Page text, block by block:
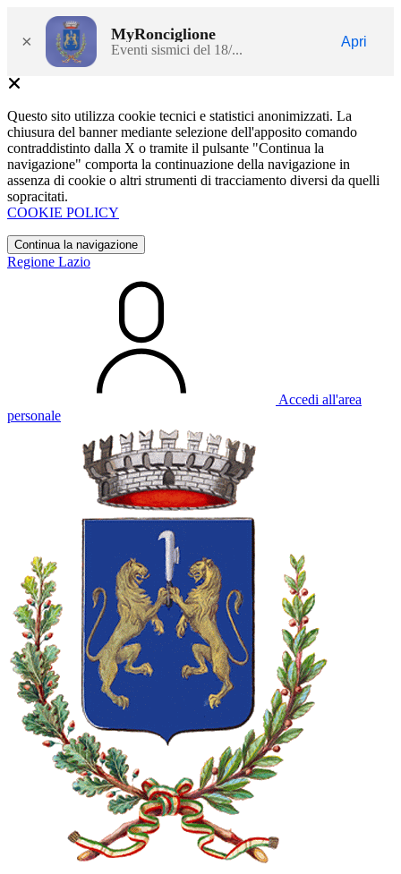
× MyRonciglione
Eventi sismici del 18/...
Apri
Questo sito utilizza cookie tecnici e statistici anonimizzati. La
chiusura del banner mediante selezione dell'apposito comando
contraddistinto dalla X o tramite il pulsante "Continua la
navigazione" comporta la continuazione della navigazione in
assenza di cookie o altri strumenti di tracciamento diversi da quelli
sopracitati.
COOKIE POLICY
Continua la navigazione
Regione Lazio
Accedi all'area
personale